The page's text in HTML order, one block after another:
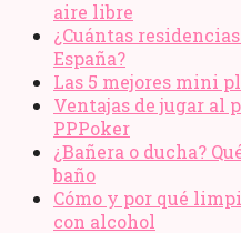
aire libre
¿Cuántas
España?
Las 5 mejores mini
Ventajas de jugar al
PPPoker
¿Bañera o ducha?
baño
Cómo y por qué
con alcohol